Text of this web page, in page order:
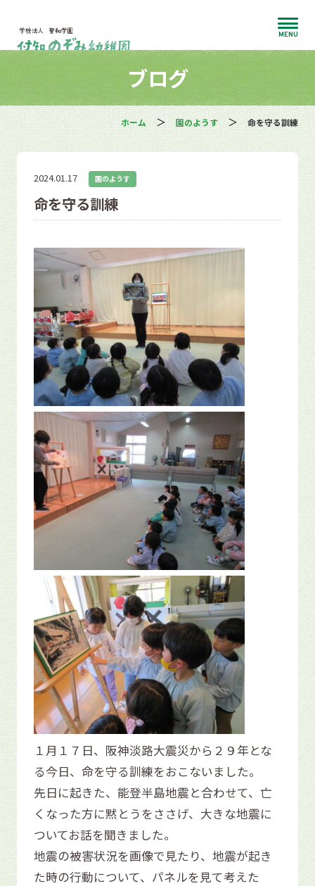
MENU
ブログ
ホーム 園のようす 命を守る訓練
2024.01.17 園のようす
命を守る訓練
１月１７日、阪神淡路大震災から２９年とな
る今日、命を守る訓練をおこないました。
先日に起きた、能登半島地震と合わせて、亡
くなった方に黙とうをささげ、大きな地震に
ついてお話を聞きました。
地震の被害状況を画像で見たり、地震が起き
た時の行動について、パネルを見て考えた